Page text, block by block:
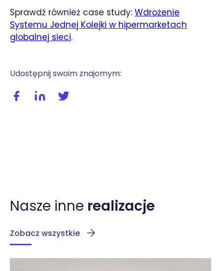
Udostępnij swoim znajomym:
Udostępnij wpis na facebooku
Udostępnij wpis na linkedIn
Sprawdź również case study: Wdrożenie
Systemu Jednej Kolejki w hipermarketach
globalnej sieci.
Nasze inne realizacje
Zobacz wszystkie